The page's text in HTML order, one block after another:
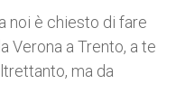
noi è chiesto di fare
Verona a Trento, a te
ma da